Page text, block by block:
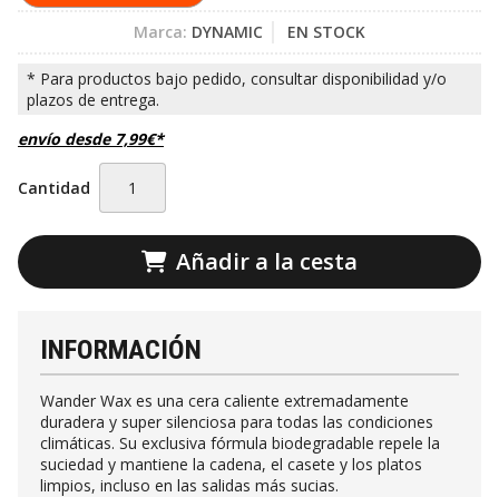
Marca: DYNAMIC EN STOCK
envío desde 7,99€*
Cantidad
Añadir a la cesta
INFORMACIÓN
Wander Wax es una cera caliente extremadamente
duradera y super silenciosa para todas las condiciones
climáticas. Su exclusiva fórmula biodegradable repele la
suciedad y mantiene la cadena, el casete y los platos
limpios, incluso en las salidas más sucias.